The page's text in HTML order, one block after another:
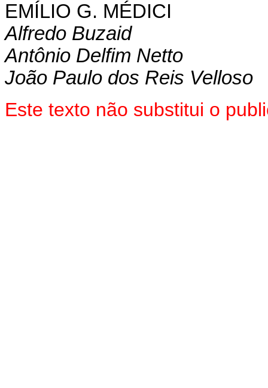
EMÍLIO G. MÉDICI
Alfredo Buzaid
Antônio Delfim Netto
João Paulo dos Reis Velloso
Este texto não substitui o